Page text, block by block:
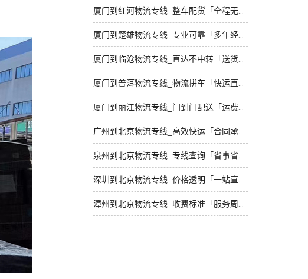
厦门到红河物流专线_整车配货「全程无虑」
厦门到楚雄物流专线_专业可靠「多年经验」
厦门到临沧物流专线_直达不中转「送货到门」
厦门到普洱物流专线_物流拼车「快运直达」
厦门到丽江物流专线_门到门配送「运费多少」
广州到北京物流专线_高效快运「合同承运」
泉州到北京物流专线_专线查询「省事省心」
深圳到北京物流专线_价格透明「一站直达」
漳州到北京物流专线_收费标准「服务周到」